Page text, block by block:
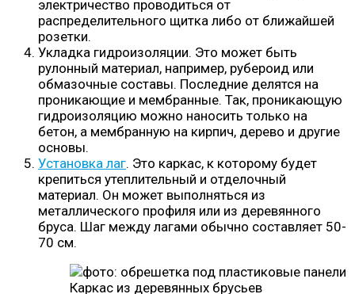
электричество проводиться от
распределительного щитка либо от ближайшей
розетки.
Укладка гидроизоляции. Это может быть
рулонный материал, например, рубероид или
обмазочные составы. Последние делятся на
проникающие и мембранные. Так, проникающую
гидроизоляцию можно наносить только на
бетон, а мембранную на кирпич, дерево и другие
основы.
Установка лаг. Это каркас, к которому будет
крепиться утеплительный и отделочный
материал. Он может выполняться из
металлического профиля или из деревянного
бруса. Шаг между лагами обычно составляет 50-
70 см.
Каркас из деревянных брусьев